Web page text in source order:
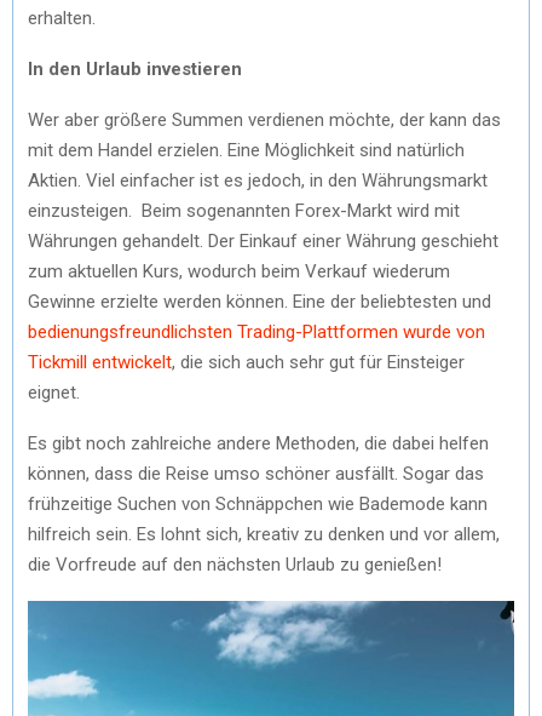
erhalten.
In den Urlaub investieren
Wer aber größere Summen verdienen möchte, der kann das
mit dem Handel erzielen. Eine Möglichkeit sind natürlich
Aktien. Viel einfacher ist es jedoch, in den Währungsmarkt
einzusteigen. Beim sogenannten Forex-Markt wird mit
Währungen gehandelt. Der Einkauf einer Währung geschieht
zum aktuellen Kurs, wodurch beim Verkauf wiederum
Gewinne erzielte werden können. Eine der beliebtesten und
bedienungsfreundlichsten Trading-Plattformen wurde von
Tickmill entwickelt, die sich auch sehr gut für Einsteiger
eignet.
Es gibt noch zahlreiche andere Methoden, die dabei helfen
können, dass die Reise umso schöner ausfällt. Sogar das
frühzeitige Suchen von Schnäppchen wie Bademode kann
hilfreich sein. Es lohnt sich, kreativ zu denken und vor allem,
die Vorfreude auf den nächsten Urlaub zu genießen!